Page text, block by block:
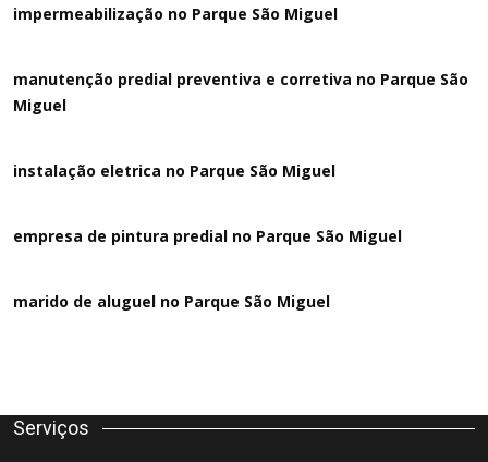
impermeabilização no Parque São Miguel
manutenção predial preventiva e corretiva no Parque São
Miguel
instalação eletrica no Parque São Miguel
empresa de pintura predial no Parque São Miguel
marido de aluguel no Parque São Miguel
Serviços